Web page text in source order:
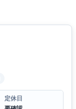
定休日